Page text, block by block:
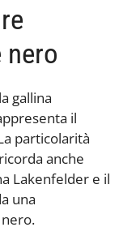
gallina
il
particolarità
anche
Lakenfelder e il
una